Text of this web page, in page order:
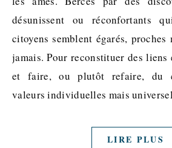
désunissent ou réconfortants
citoyens semblent égarés, proches
jamais. Pour reconstituer des liens
et faire, ou plutôt refaire, du
valeurs individuelles mais
LIRE PLUS